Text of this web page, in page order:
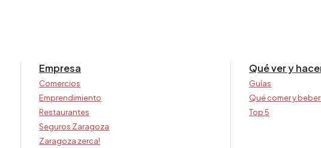
Empresa
Comercios
Emprendimiento
Restaurantes
Seguros Zaragoza
Zaragoza zerca!
Qué ver y
Guías
Qué comer y
Top 5